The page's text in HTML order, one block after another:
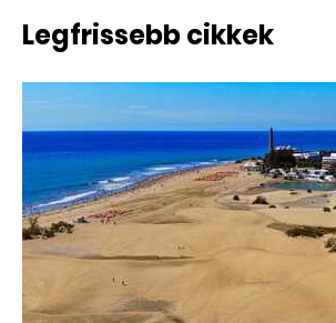
Legfrissebb cikkek